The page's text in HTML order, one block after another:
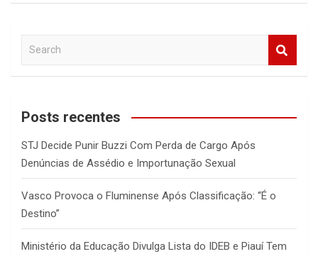
a
c
Posts recentes
STJ Decide Punir Buzzi Com Perda de Cargo Após
Denúncias de Assédio e Importunação Sexual
Vasco Provoca o Fluminense Após Classificação: “É o
Destino”
Ministério da Educação Divulga Lista do IDEB e Piauí Tem